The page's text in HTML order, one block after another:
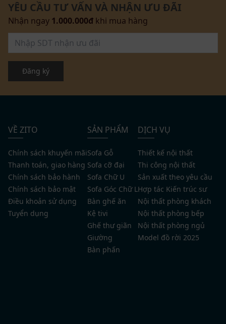
YÊU CẦU TƯ VẤN VÀ NHẬN ƯU ĐÃI
Nhận ngay 1.000.000đ khi mua hàng
Đăng ký
VỀ ZITO
Chính sách khuyến mãi
Thanh toán, giao hàng
Chính sách bảo hành
Chính sách bảo mật
Điều khoản sử dụng
Tuyển dụng
SẢN PHẨM
Sofa Gỗ
Sofa cỡ đại
Sofa Chữ U
Sofa Góc Chữ L
Bàn ghế ăn
Kệ tivi
Ghế thư giãn
Giường
Bàn phấn
DỊCH VỤ
Thiết kế nội thất
Thi công nội thất
Sản xuất theo yêu cầu
Hợp tác Kiến trúc sư
Nội thất phòng khách
Nội thất phòng bếp
Nội thất phòng ngủ
Model đồ rời 2025